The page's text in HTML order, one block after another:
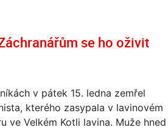
se ho oživit
v pátek 15. ledna zemřel
kterého zasypala v lavinovém
ve Velkém Kotli lavina. Muže hned